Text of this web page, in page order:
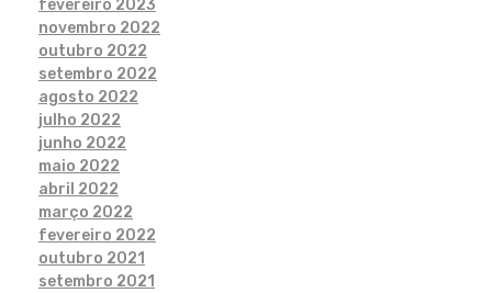
fevereiro 2023
novembro 2022
outubro 2022
setembro 2022
agosto 2022
julho 2022
junho 2022
maio 2022
abril 2022
março 2022
fevereiro 2022
outubro 2021
setembro 2021